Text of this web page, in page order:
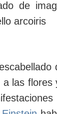
a las flores